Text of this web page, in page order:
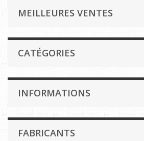
MEILLEURES VENTES
CATÉGORIES
INFORMATIONS
FABRICANTS